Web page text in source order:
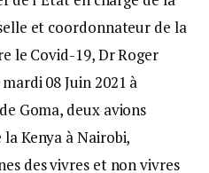
et coordonnateur de la
le Covid-19, Dr Roger
08 Juin 2021 à
Goma, deux avions
Kenya à Nairobi,
des vivres et non vivres